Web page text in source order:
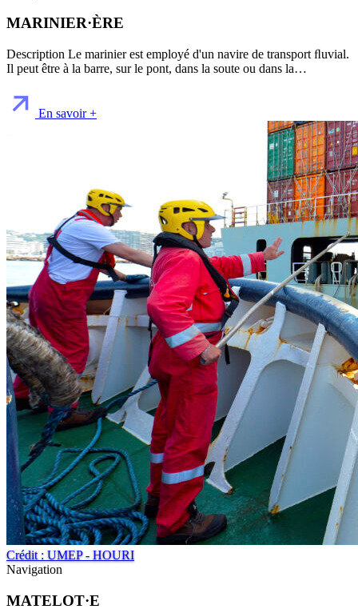
MARINIER·ÈRE
Description Le marinier est employé d'un navire de transport ﬂuvial.
Il peut être à la barre, sur le pont, dans la soute ou dans la…
En savoir +
Crédit : UMEP - HOURI
Navigation
MATELOT·E